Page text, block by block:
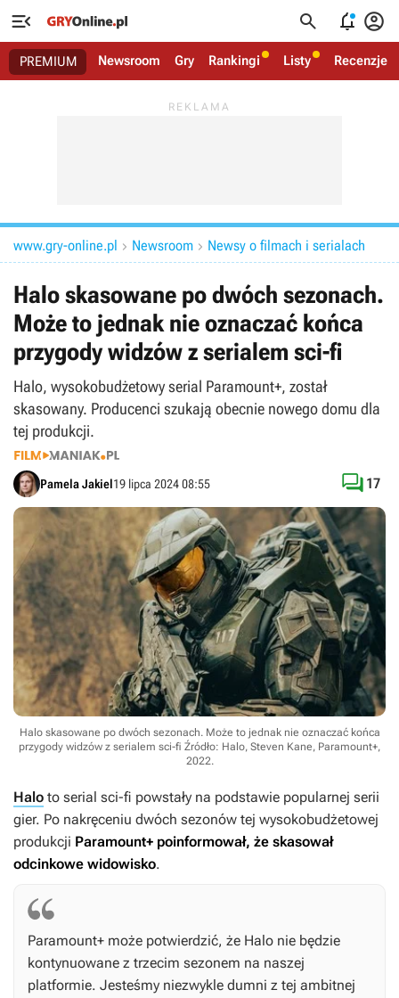
   
PREMIUM Newsroom Gry Rankingi Listy Recenzje
www.gry-online.pl  Newsroom  Newsy o filmach i serialach
Halo skasowane po dwóch sezonach.
Może to jednak nie oznaczać końca
przygody widzów z serialem sci-fi
Halo, wysokobudżetowy serial Paramount+, został
skasowany. Producenci szukają obecnie nowego domu dla
tej produkcji.
Pamela Jakiel19 lipca 2024 08:55  17
Halo skasowane po dwóch sezonach. Może to jednak nie oznaczać końca
przygody widzów z serialem sci-fi Źródło: Halo, Steven Kane, Paramount+,
2022.
Halo to serial sci-fi powstały na podstawie popularnej serii
gier. Po nakręceniu dwóch sezonów tej wysokobudżetowej
produkcji Paramount+ poinformował, że skasował
odcinkowe widowisko.
Paramount+ może potwierdzić, że Halo nie będzie
kontynuowane z trzecim sezonem na naszej
platformie. Jesteśmy niezwykle dumni z tej ambitnej